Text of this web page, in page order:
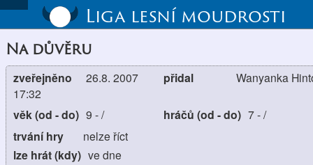
Liga lesní moudrosti
Na důvěru
zveřejněno
26.8. 2007
17:32
přidal Wanyanka
věk (od - do) 9 -/ hráčů (od - do) 7-/
trvání hry nelze říct
lze hrát (kdy) ve dne